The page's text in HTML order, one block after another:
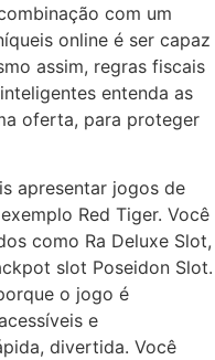
com um
online é ser capaz
assim, regras fiscais
entenda as
oferta, para proteger
apresentar jogos de
Red Tiger. Você
como Ra Deluxe Slot,
slot Poseidon Slot.
o jogo é
e
divertida. Você